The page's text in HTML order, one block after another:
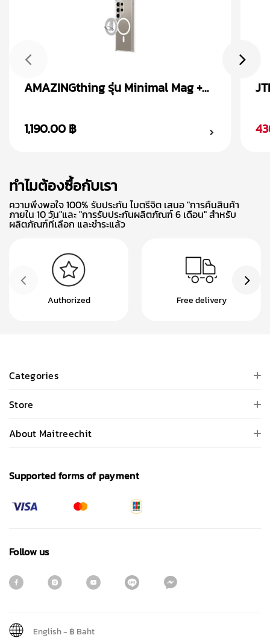
AMAZINGthing รุ่น Minimal Mag +
Galaxy S24
1,190.00 ฿
ทำไมต้องซื้อกับเรา
ความพึงพอใจ 100% รับประกัน ไมตรีจิต เสนอ "การคืนสินค้า
ภายใน 10 วัน"และ "การรับประกันผลิตภัณฑ์ 6 เดือน" สำหรับ
ผลิตภัณฑ์ที่เลือก และชำระแล้ว
Authorized Free delivery
Categories
Store
About Maitreechit
Supported forms of payment
Follow us
English- ฿ Baht